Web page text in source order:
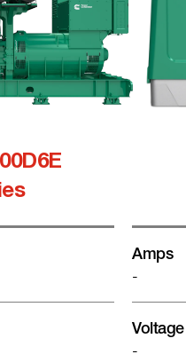
Amps
-
Voltage
-